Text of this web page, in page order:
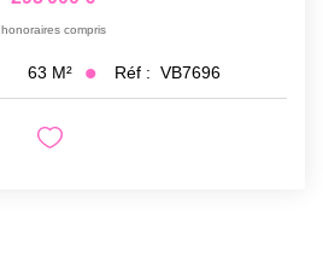
honoraires compris
63 M² Réf : VB7696